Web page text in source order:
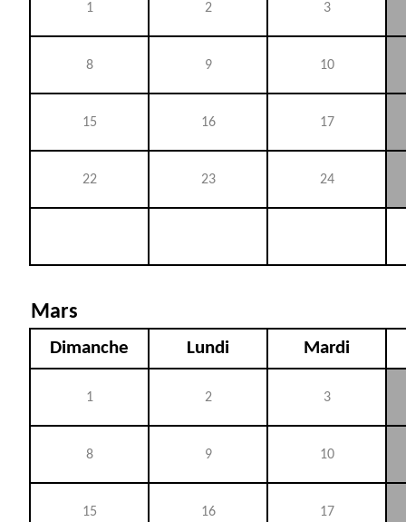
1 2 3
8 9 10
15 16 17
22 23 24
Mars
Dimanche Lundi Mardi
1 2 3
8 9 10
15 16 17